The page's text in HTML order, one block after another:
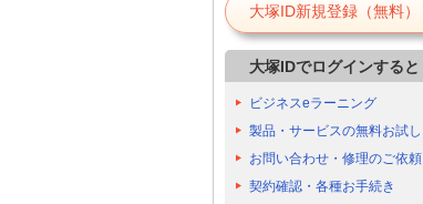
大塚ID新規登録（無料）
大塚IDでログインすると
ビジネスeラーニング
製品・サービスの無料お試し
お問い合わせ・修理のご依頼
契約確認・各種お手続き